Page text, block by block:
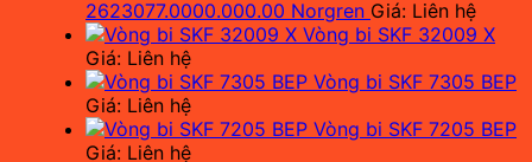
2623077.0000.000.00 Norgren Giá: Liên hệ
Vòng bi SKF 32009 X
Giá: Liên hệ
Vòng bi SKF 7305 BEP
Giá: Liên hệ
Vòng bi SKF 7205 BEP
Giá: Liên hệ